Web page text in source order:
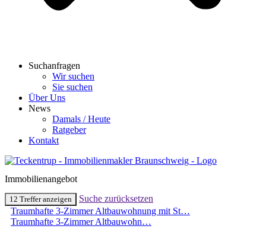
Suchanfragen
Wir suchen
Sie suchen
Über Uns
News
Damals / Heute
Ratgeber
Kontakt
Immobilienangebot
12 Treffer anzeigen
Suche zurücksetzen
Traumhafte 3-Zimmer Altbauwohnung mit St…
Traumhafte 3-Zimmer Altbauwohn…